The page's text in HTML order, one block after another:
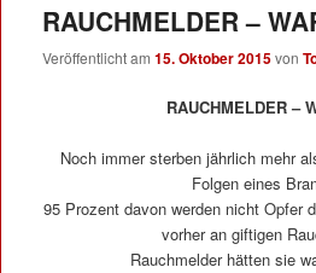
RAUCHMELDER –
Veröffentlicht am 15. Oktober 2015von
RAUCHMELDER –
Noch immer sterben jährlich mehr
Folgen eines
95 Prozent davon werden nicht Opfer
vorher an giftigen
Rauchmelder hätten sie